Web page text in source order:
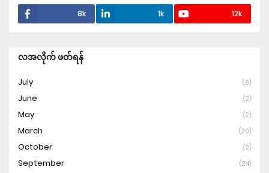
8k 1k 12k
လအလိုက် ဖတ်ရန်
July (6)
June (2)
May (2)
March (20)
October (2)
September (24)